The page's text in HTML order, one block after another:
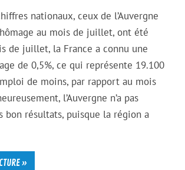
nationaux, ceux de l’Auvergne
au mois de juillet, ont été
de juillet, la France a connu une
de 0,5%, ce qui représente 19.100
de moins, par rapport au mois
l’Auvergne n’a pas
bon résultats, puisque la région a
»